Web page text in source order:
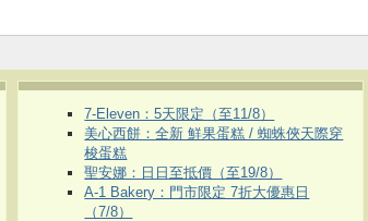
7-Eleven：5天限定（至11/8）
美心西餅：全新 鮮果蛋糕 / 蜘蛛俠天際穿
梭蛋糕
聖安娜：日日至抵價（至19/8）
A-1 Bakery：門市限定 7折大優惠日
（7/8）